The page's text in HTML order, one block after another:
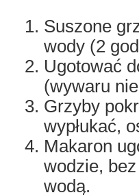
Suszone
wody (2
Ugotować
(wywaru
Grzyby
wypłukać,
Makaron
wodzie,
wodą.